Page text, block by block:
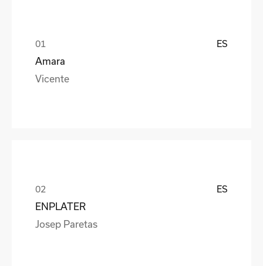
ES
Amara
Vicente
ES
ENPLATER
Josep Paretas